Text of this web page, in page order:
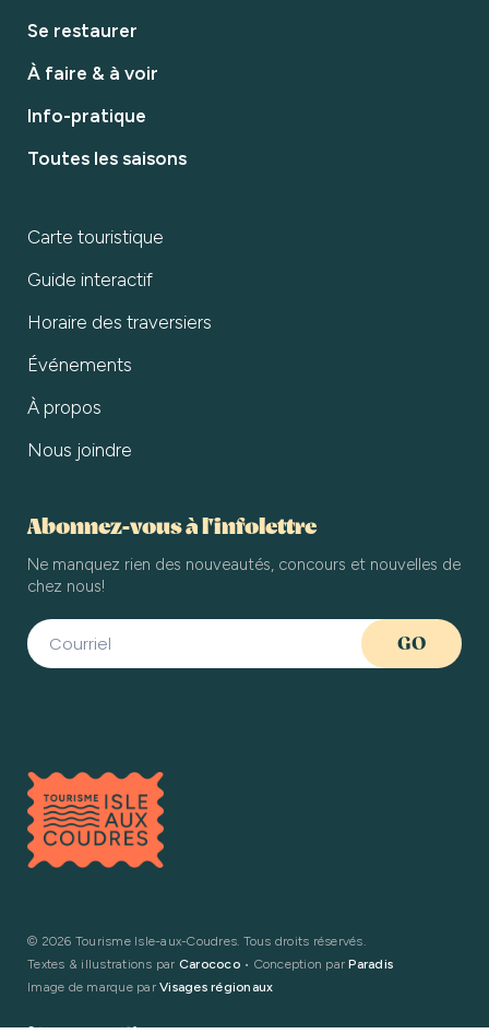
Se restaurer
À faire & à voir
Info-pratique
Toutes les saisons
Carte touristique
Guide interactif
Horaire des traversiers
Événements
À propos
Nous joindre
Abonnez-vous à l'infolettre
Ne manquez rien des nouveautés, concours et nouvelles de
chez nous!
© 2026 Tourisme Isle-aux-Coudres. Tous droits réservés.
Textes & illustrations par Carococo• Conception parParadis
Image de marque par Visages régionaux